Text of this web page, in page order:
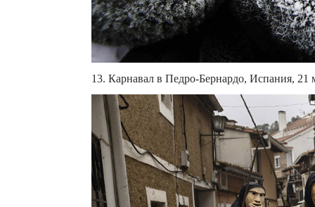
13. Карнавал в Педро-Бернардо, Испания, 21